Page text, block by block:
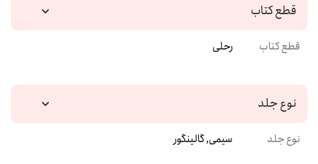
قطع کتاب
قطع کتاب رحلی
نوع جلد
نوع جلد سیمی, گالینگور